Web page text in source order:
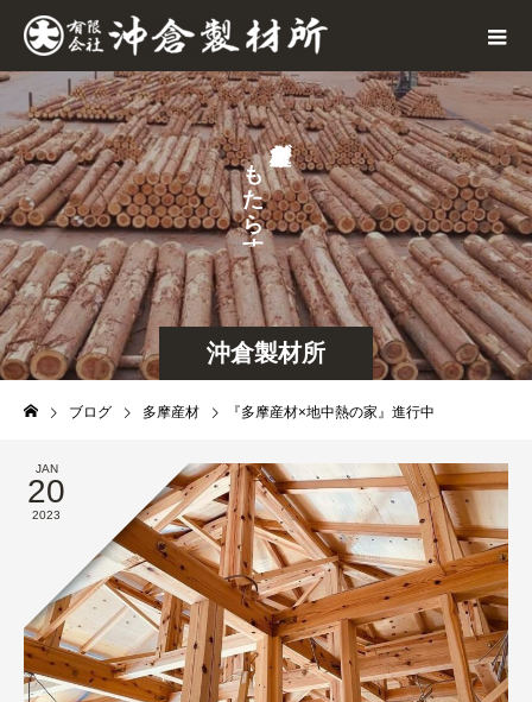
沖倉製材所
が
も
た
ら
す
ブログ 多摩産材 『多摩産材×地中熱の家』進行中
JAN
20
2023